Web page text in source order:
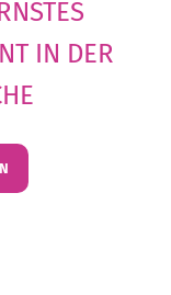
IN DER